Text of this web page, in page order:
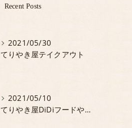
Recent Posts
2021/05/30
てりやき屋テイクアウト
2021/05/10
てりやき屋DiDiフードやってます。